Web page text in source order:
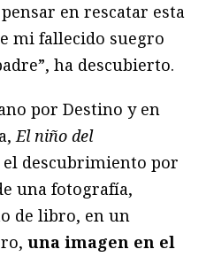
en rescatar esta
mi fallecido suegro
ha descubierto.
por Destino y en
El niño del
el descubrimiento por
una fotografía,
de libro, en un
una imagen en el